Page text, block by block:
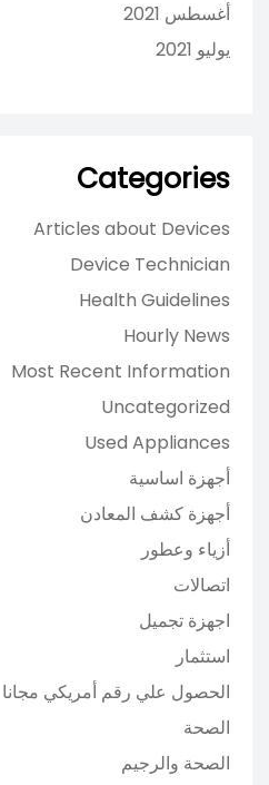
أغسطس 2021
يوليو 2021
Categories
Articles about Devices
Device Technician
Health Guidelines
Hourly News
Most Recent Information
Uncategorized
Used Appliances
أجهزة اساسية
أجهزة كشف المعادن
أزياء وعطور
اتصالات
اجهزة تجميل
استثمار
الحصول علي رقم أمريكي مجانا
الصحة
الصحة والرجيم